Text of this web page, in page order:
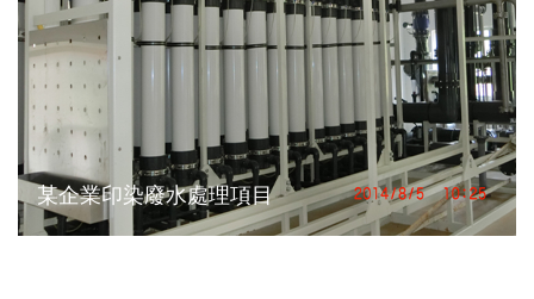
某企業印染廢水處理項目